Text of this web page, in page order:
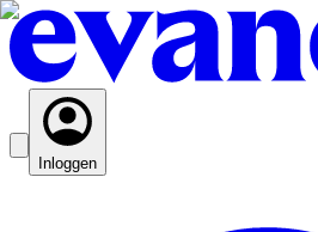
Inloggen